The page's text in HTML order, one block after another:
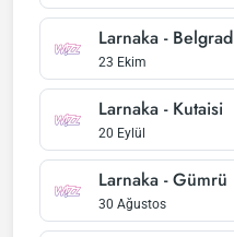
Larnaka - Belgrad
23 Ekim
Larnaka - Kutaisi
20 Eylül
Larnaka - Gümrü
30 Ağustos